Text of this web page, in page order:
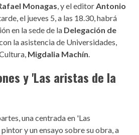
Monagas, y el editorAntonio
el jueves 5, a las 18.30, habrá
en la sede de la Delegación de
la asistencia de Universidades,
Migdalia Machín.
y 'Las aristas de la
una centrada en 'Las
y un ensayo sobre su obra, a